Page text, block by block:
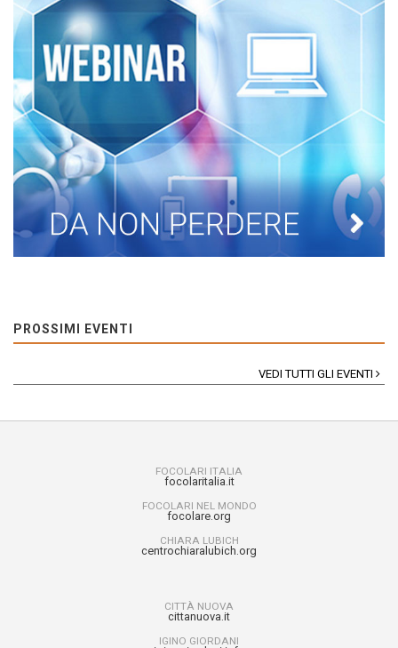
PROSSIMI EVENTI
VEDI TUTTI GLI EVENTI
FOCOLARI ITALIA
focolaritalia.it
FOCOLARI NEL MONDO
focolare.org
CHIARA LUBICH
centrochiaralubich.org
CITTÀ NUOVA
cittanuova.it
IGINO GIORDANI